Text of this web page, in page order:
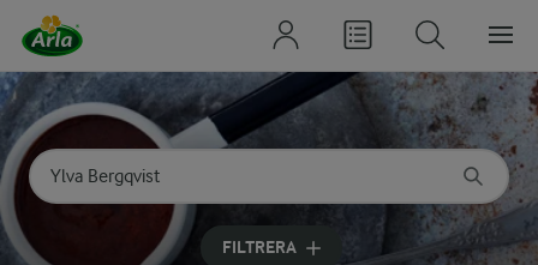
Sök på kategori eller ingrediens
Skriv in sökord för att få förslag
FILTRERA